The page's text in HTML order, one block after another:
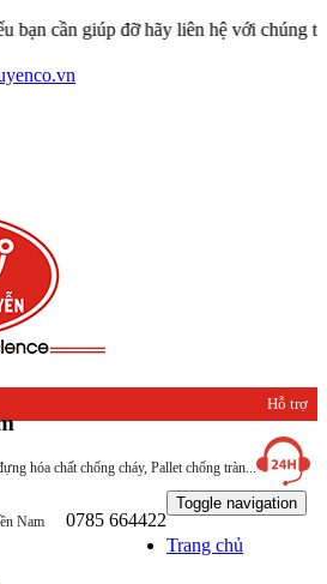
đỡ hãy liên hệ với chúng tôi qua
hóa chất chống cháy, Pallet chống tràn...
Hỗ trợ
khách
hàng
Nam 0785 664422
Toggle navigation
Trang chủ